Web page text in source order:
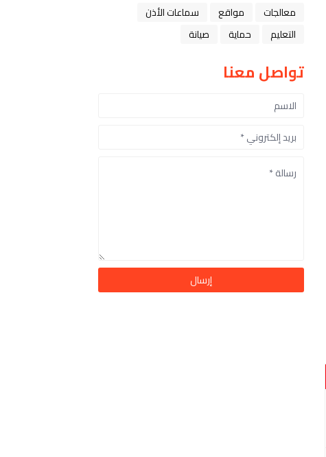
معالجات
مواقع
سماعات الأذن
التعليم
حماية صيانة
تواصل معنا